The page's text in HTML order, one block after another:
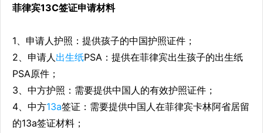
菲律宾13C签证申请材料
1、申请人护照：提供孩子的中国护照证件；
2、申请人出生纸PSA：提供在菲律宾出生孩子的出生纸
PSA原件；
3、中方护照：需要提供中国人的有效护照证件；
4、中方13a签证：需要提供中国人在菲律宾卡林阿省居留
的13a签证材料；